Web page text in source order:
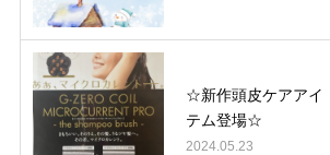
☆新作頭皮ケアアイ
テム登場☆
2024.05.23